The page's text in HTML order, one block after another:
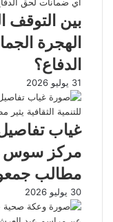
بين التوقف
الهجرة
الدفاع؟
31 يوليو 2026
غياب
مركز سوس
مطالب
30 يوليو 2026